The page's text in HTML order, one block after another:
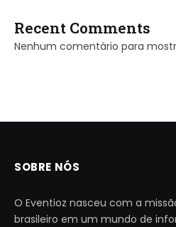
Recent Comments
Nenhum comentário para
SOBRE NÓS
O Eventioz nasceu com a
brasileiro em um mundo de